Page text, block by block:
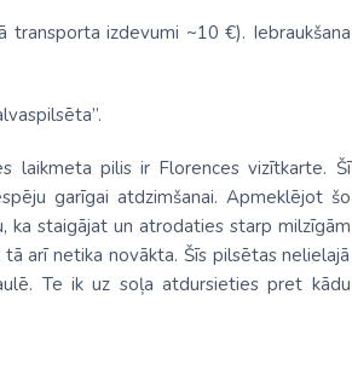
transporta izdevumi ~10 €). Iebraukšana
laikmeta pilis ir Florences vizītkarte. Šī
garīgai atdzimšanai. Apmeklējot šo
ka staigājat un atrodaties starp milzīgām
arī netika novākta. Šīs pilsētas nelielajā
Te ik uz soļa atdursieties pret kādu